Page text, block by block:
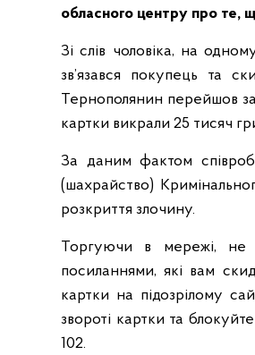
обласного центру про те,
Зі слів чоловіка, на
зв’язався покупець та
Тернополянин перейшов за
картки викрали 25 тисяч
За даним фактом
(шахрайство)
розкриття злочину.
Торгуючи в мережі, не
посиланнями, які вам
картки на підозрілому
звороті картки та
102.